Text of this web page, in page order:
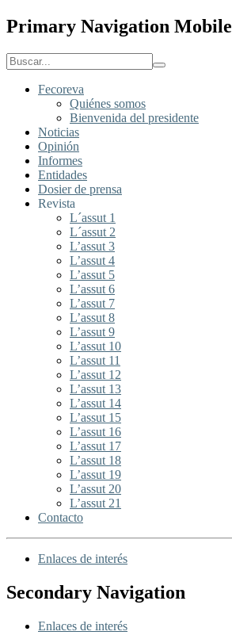
Primary Navigation Mobile
Fecoreva
Quiénes somos
Bienvenida del presidente
Noticias
Opinión
Informes
Entidades
Dosier de prensa
Revista
L´assut 1
L´assut 2
L’assut 3
L’assut 4
L’assut 5
L’assut 6
L’assut 7
L’assut 8
L’assut 9
L’assut 10
L’assut 11
L’assut 12
L’assut 13
L’assut 14
L’assut 15
L’assut 16
L’assut 17
L’assut 18
L’assut 19
L’assut 20
L’assut 21
Contacto
Enlaces de interés
Secondary Navigation
Enlaces de interés